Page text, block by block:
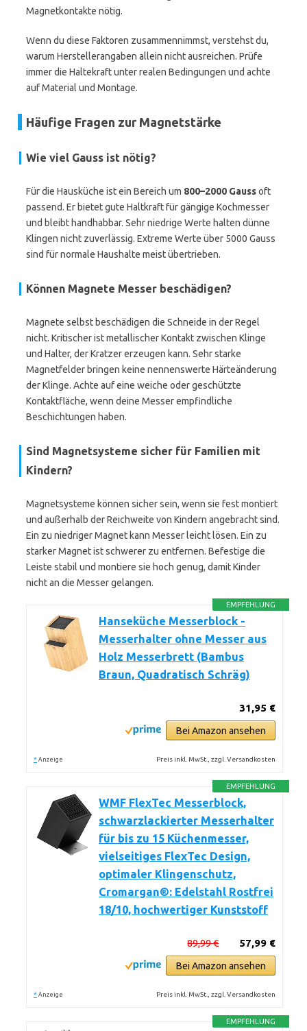
Magnetkontakte nötig.
Wenn du diese Faktoren zusammennimmst, verstehst du,
warum Herstellerangaben allein nicht ausreichen. Prüfe
immer die Haltekraft unter realen Bedingungen und achte
auf Material und Montage.
Häufige Fragen zur Magnetstärke
Wie viel Gauss ist nötig?
Für die Hausküche ist ein Bereich um 800–2000 Gaussoft
passend. Er bietet gute Haltkraft für gängige Kochmesser
und bleibt handhabbar. Sehr niedrige Werte halten dünne
Klingen nicht zuverlässig. Extreme Werte über 5000 Gauss
sind für normale Haushalte meist übertrieben.
Können Magnete Messer beschädigen?
Magnete selbst beschädigen die Schneide in der Regel
nicht. Kritischer ist metallischer Kontakt zwischen Klinge
und Halter, der Kratzer erzeugen kann. Sehr starke
Magnetfelder bringen keine nennenswerte Härteänderung
der Klinge. Achte auf eine weiche oder geschützte
Kontaktfläche, wenn deine Messer empfindliche
Beschichtungen haben.
Sind Magnetsysteme sicher für Familien mit
Kindern?
Magnetsysteme können sicher sein, wenn sie fest montiert
und außerhalb der Reichweite von Kindern angebracht sind.
Ein zu niedriger Magnet kann Messer leicht lösen. Ein zu
starker Magnet ist schwerer zu entfernen. Befestige die
Leiste stabil und montiere sie hoch genug, damit Kinder
nicht an die Messer gelangen.
EMPFEHLUNG
Hanseküche Messerblock -
Messerhalter ohne Messer aus
Holz Messerbrett (Bambus
Braun, Quadratisch Schräg)
31,95 €
Bei Amazon ansehen
* Anzeige Preis inkl. MwSt., zzgl. Versandkosten
EMPFEHLUNG
WMF FlexTec Messerblock,
schwarzlackierter Messerhalter
für bis zu 15 Küchenmesser,
vielseitiges FlexTec Design,
optimaler Klingenschutz,
Cromargan®: Edelstahl Rostfrei
18/10, hochwertiger Kunststoff
57,99 €
89,99 €
Bei Amazon ansehen
* Anzeige Preis inkl. MwSt., zzgl. Versandkosten
EMPFEHLUNG